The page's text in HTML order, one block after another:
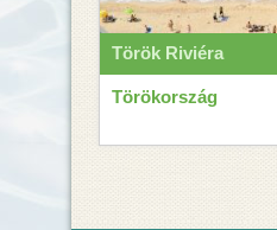
Török Riviéra
Törökország